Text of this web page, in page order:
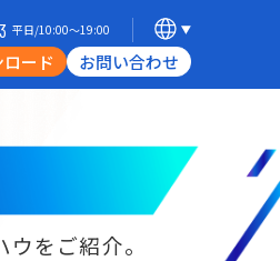
平日/10:00〜19:00
ード お問い合わせ
をご紹介。